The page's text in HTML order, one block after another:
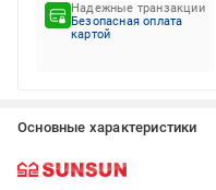
Надежные транзакции
Безопасная оплата
картой
Основные характеристики